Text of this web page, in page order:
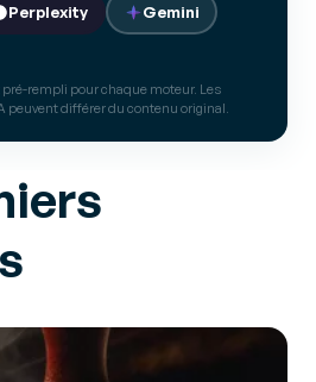
Perplexity Gemini
rempli pour chaque moteur. Les
peuvent différer du contenu original.